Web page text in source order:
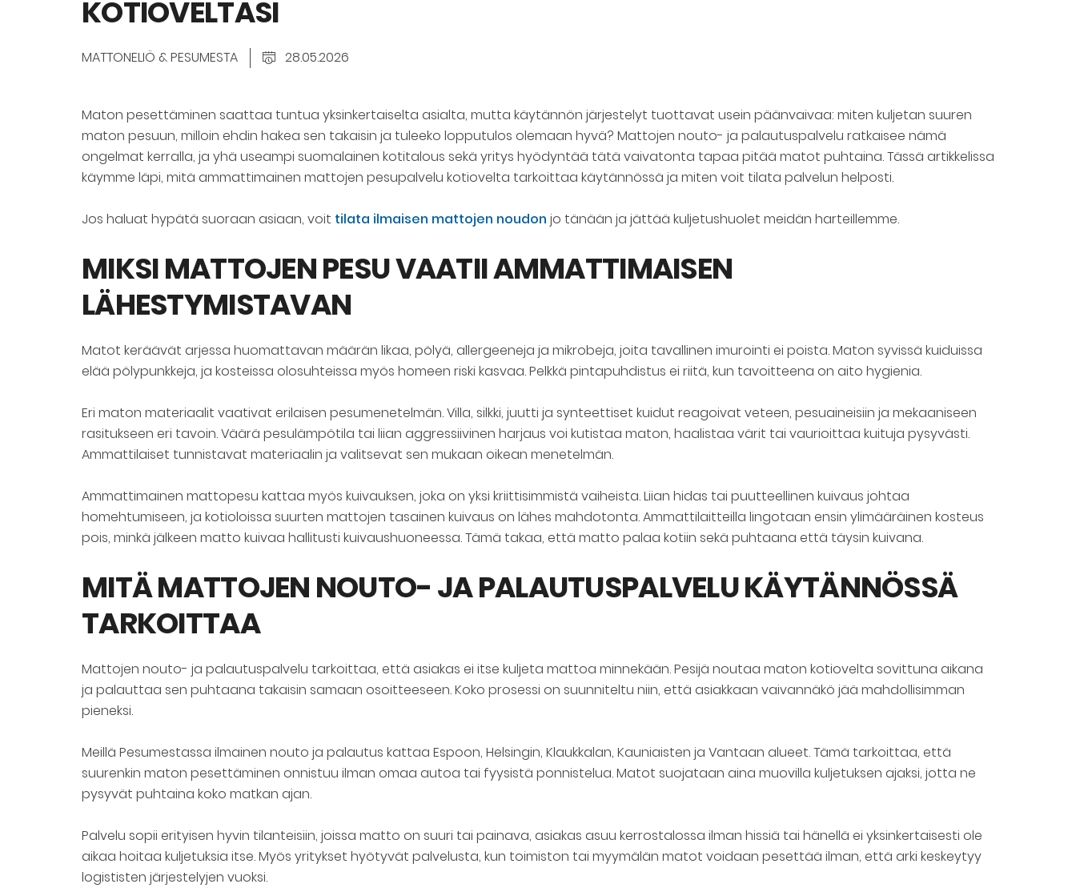
KOTIOVELTASI
MATTONELIÖ & PESUMESTA 28.05.2026
Maton pesettäminen saattaa tuntua yksinkertaiselta asialta, mutta käytännön järjestelyt tuottavat usein päänvaivaa: miten kuljetan suuren
maton pesuun, milloin ehdin hakea sen takaisin ja tuleeko lopputulos olemaan hyvä? Mattojen nouto- ja palautuspalvelu ratkaisee nämä
ongelmat kerralla, ja yhä useampi suomalainen kotitalous sekä yritys hyödyntää tätä vaivatonta tapaa pitää matot puhtaina. Tässä artikkelissa
käymme läpi, mitä ammattimainen mattojen pesupalvelu kotiovelta tarkoittaa käytännössä ja miten voit tilata palvelun helposti.
Jos haluat hypätä suoraan asiaan, voit tilata ilmaisen mattojen noudon jo tänään ja jättää kuljetushuolet meidän harteillemme.
MIKSI MATTOJEN PESU VAATII AMMATTIMAISEN
LÄHESTYMISTAVAN
Matot keräävät arjessa huomattavan määrän likaa, pölyä, allergeeneja ja mikrobeja, joita tavallinen imurointi ei poista. Maton syvissä kuiduissa
elää pölypunkkeja, ja kosteissa olosuhteissa myös homeen riski kasvaa. Pelkkä pintapuhdistus ei riitä, kun tavoitteena on aito hygienia.
Eri maton materiaalit vaativat erilaisen pesumenetelmän. Villa, silkki, juutti ja synteettiset kuidut reagoivat veteen, pesuaineisiin ja mekaaniseen
rasitukseen eri tavoin. Väärä pesulämpötila tai liian aggressiivinen harjaus voi kutistaa maton, haalistaa värit tai vaurioittaa kuituja pysyvästi.
Ammattilaiset tunnistavat materiaalin ja valitsevat sen mukaan oikean menetelmän.
Ammattimainen mattopesu kattaa myös kuivauksen, joka on yksi kriittisimmistä vaiheista. Liian hidas tai puutteellinen kuivaus johtaa
homehtumiseen, ja kotioloissa suurten mattojen tasainen kuivaus on lähes mahdotonta. Ammattilaitteilla lingotaan ensin ylimääräinen kosteus
pois, minkä jälkeen matto kuivaa hallitusti kuivaushuoneessa. Tämä takaa, että matto palaa kotiin sekä puhtaana että täysin kuivana.
MITÄ MATTOJEN NOUTO- JA PALAUTUSPALVELU KÄYTÄNNÖSSÄ
TARKOITTAA
Mattojen nouto- ja palautuspalvelu tarkoittaa, että asiakas ei itse kuljeta mattoa minnekään. Pesijä noutaa maton kotiovelta sovittuna aikana
ja palauttaa sen puhtaana takaisin samaan osoitteeseen. Koko prosessi on suunniteltu niin, että asiakkaan vaivannäkö jää mahdollisimman
pieneksi.
Meillä Pesumestassa ilmainen nouto ja palautus kattaa Espoon, Helsingin, Klaukkalan, Kauniaisten ja Vantaan alueet. Tämä tarkoittaa, että
suurenkin maton pesettäminen onnistuu ilman omaa autoa tai fyysistä ponnistelua. Matot suojataan aina muovilla kuljetuksen ajaksi, jotta ne
pysyvät puhtaina koko matkan ajan.
Palvelu sopii erityisen hyvin tilanteisiin, joissa matto on suuri tai painava, asiakas asuu kerrostalossa ilman hissiä tai hänellä ei yksinkertaisesti ole
aikaa hoitaa kuljetuksia itse. Myös yritykset hyötyvät palvelusta, kun toimiston tai myymälän matot voidaan pesettää ilman, että arki keskeytyy
logististen järjestelyjen vuoksi.